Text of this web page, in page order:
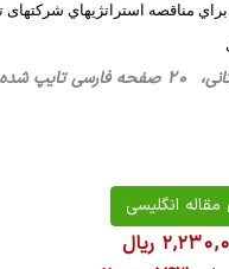
مناقصه استراتژیهاي شرکتهای
مقاله انگلیسی
ریال